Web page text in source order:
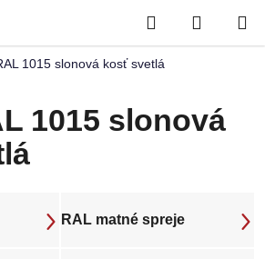
Hľadať
KOŠÍK
1015 slonová kosť svetlá
1015 slonová
RAL matné spreje